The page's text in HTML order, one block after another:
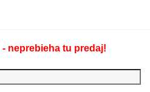
neprebieha tu predaj!